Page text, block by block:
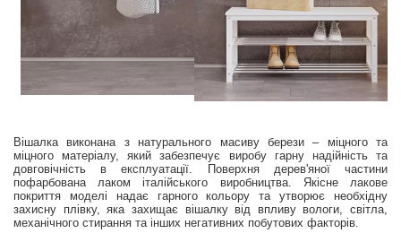
Вішалка виконана з натурального масиву берези – міцного та
міцного матеріалу, який забезпечує виробу гарну надійність та
довговічність в експлуатації. Поверхня дерев'яної частини
пофарбована лаком італійського виробництва. Якісне лакове
покриття моделі надає гарного кольору та утворює необхідну
захисну плівку, яка захищає вішалку від впливу вологи, світла,
механічного стирання та інших негативних побутових факторів.